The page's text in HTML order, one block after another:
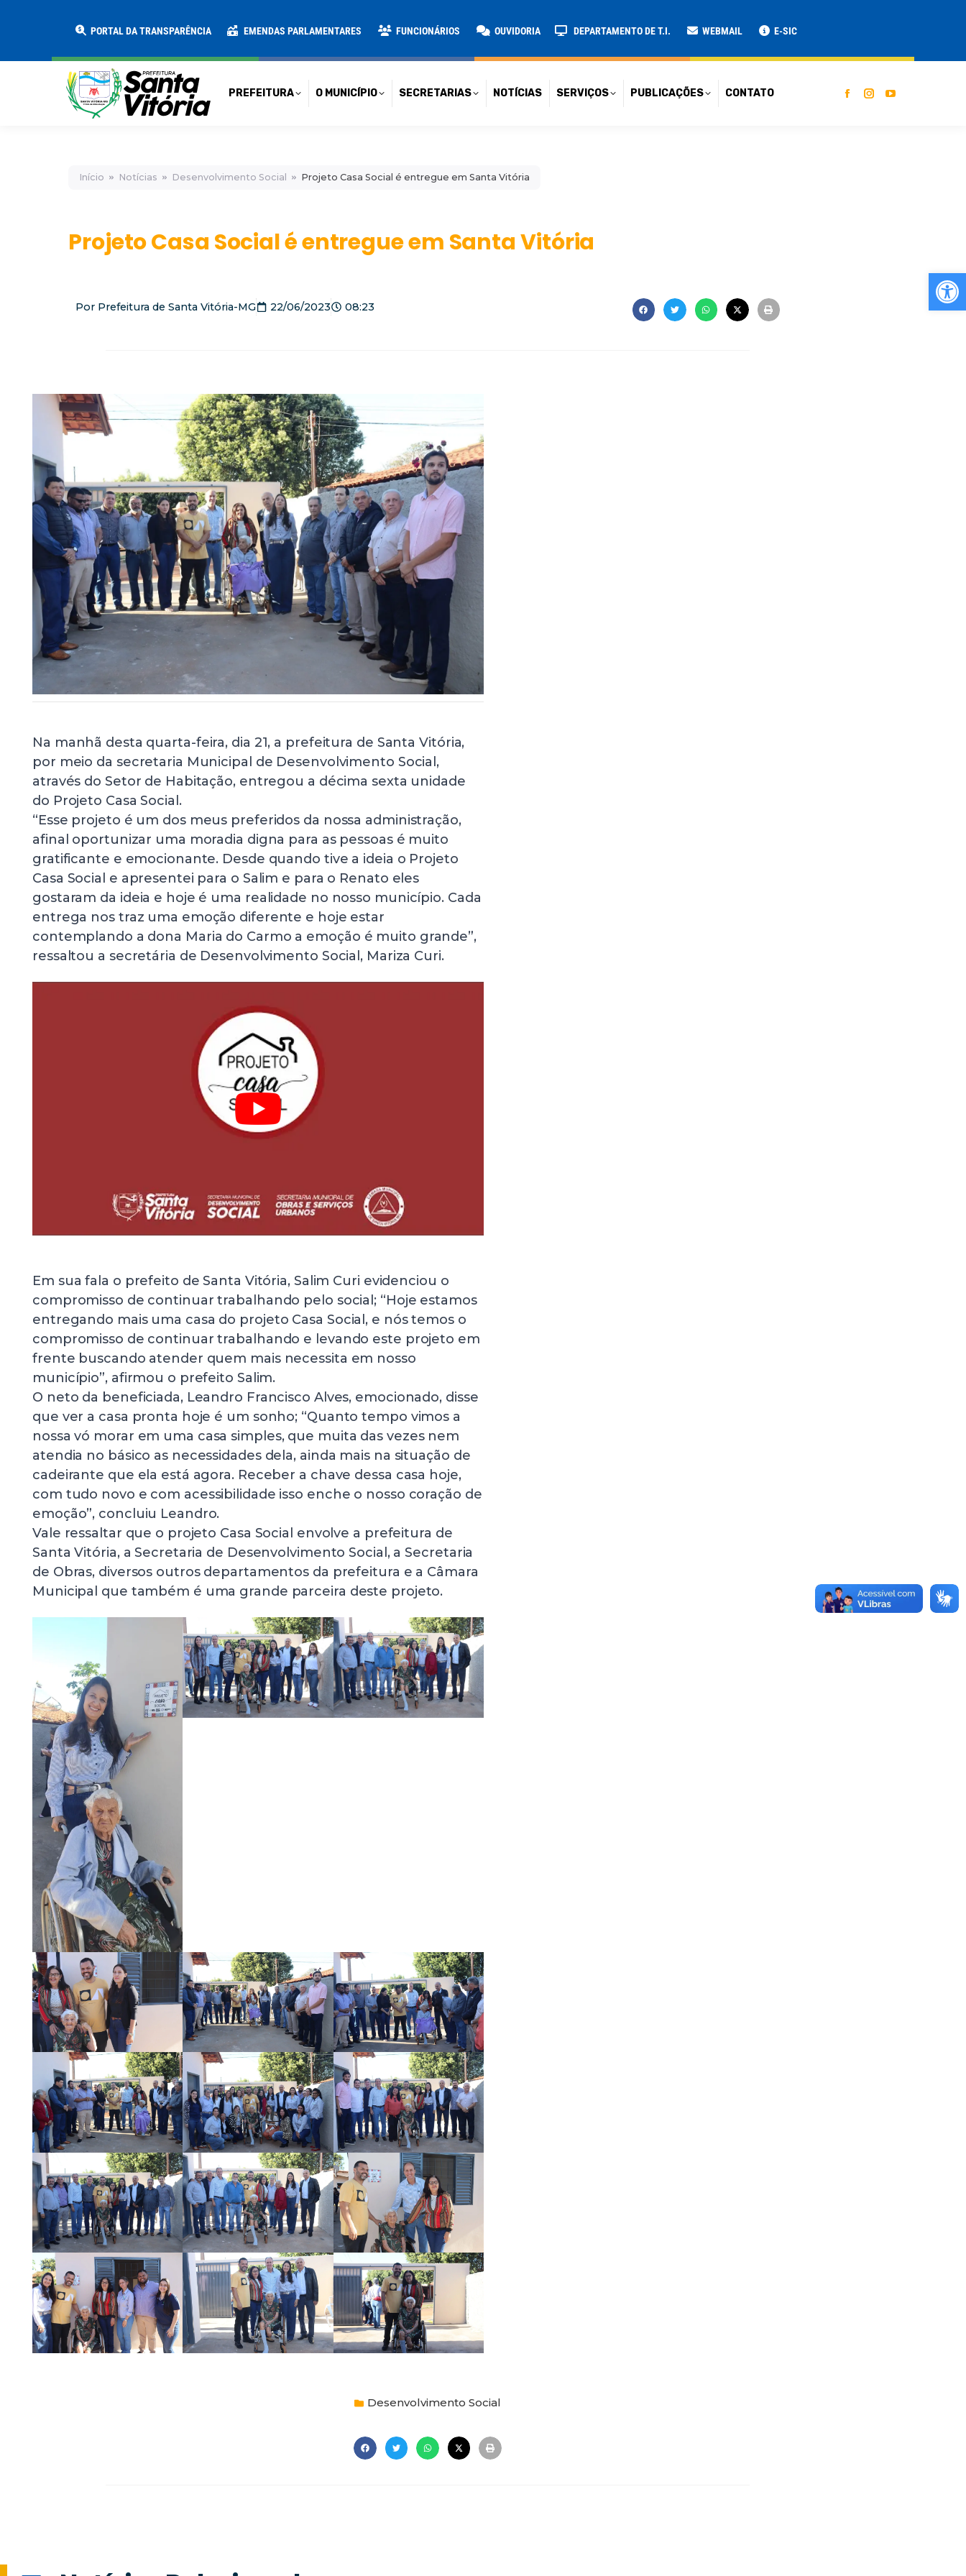
PORTAL DA TRANSPARÊNCIA EMENDAS PARLAMENTARES FUNCIONÁRIOS OUVIDORIA DEPARTAMENTO DE T.I. WEBMAIL E-SIC
PREFEITURA O MUNICÍPIO SECRETARIAS NOTÍCIAS SERVIÇOS PUBLICAÇÕES CONTATO
Início Notícias Desenvolvimento Social Projeto Casa Social é entregue em Santa Vitória
Projeto Casa Social é entregue em Santa Vitória
Por Prefeitura de Santa Vitória-MG 22/06/2023 08:23
Na manhã desta quarta-feira, dia 21, a prefeitura de Santa Vitória,
por meio da secretaria Municipal de Desenvolvimento Social,
através do Setor de Habitação, entregou a décima sexta unidade
do Projeto Casa Social.
“Esse projeto é um dos meus preferidos da nossa administração,
afinal oportunizar uma moradia digna para as pessoas é muito
gratificante e emocionante. Desde quando tive a ideia o Projeto
Casa Social e apresentei para o Salim e para o Renato eles
gostaram da ideia e hoje é uma realidade no nosso município. Cada
entrega nos traz uma emoção diferente e hoje estar
contemplando a dona Maria do Carmo a emoção é muito grande”,
ressaltou a secretária de Desenvolvimento Social, Mariza Curi.
Em sua fala o prefeito de Santa Vitória, Salim Curi evidenciou o
compromisso de continuar trabalhando pelo social; “Hoje estamos
entregando mais uma casa do projeto Casa Social, e nós temos o
compromisso de continuar trabalhando e levando este projeto em
frente buscando atender quem mais necessita em nosso
município”, afirmou o prefeito Salim.
O neto da beneficiada, Leandro Francisco Alves, emocionado, disse
que ver a casa pronta hoje é um sonho; “Quanto tempo vimos a
nossa vó morar em uma casa simples, que muita das vezes nem
atendia no básico as necessidades dela, ainda mais na situação de
cadeirante que ela está agora. Receber a chave dessa casa hoje,
com tudo novo e com acessibilidade isso enche o nosso coração de
emoção”, concluiu Leandro.
Vale ressaltar que o projeto Casa Social envolve a prefeitura de
Santa Vitória, a Secretaria de Desenvolvimento Social, a Secretaria
de Obras, diversos outros departamentos da prefeitura e a Câmara
Municipal que também é uma grande parceira deste projeto.
Desenvolvimento Social